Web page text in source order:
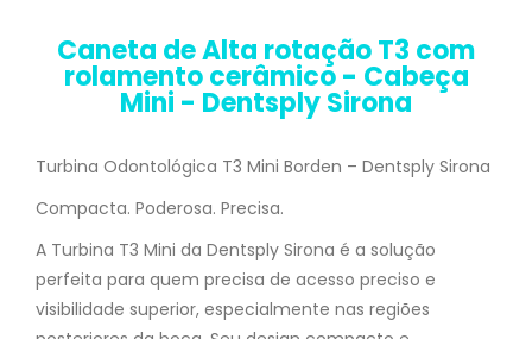
Caneta de Alta rotação T3 com
rolamento cerâmico - Cabeça
Mini - Dentsply Sirona
Turbina Odontológica T3 Mini Borden – Dentsply Sirona
Compacta. Poderosa. Precisa.
A Turbina T3 Mini da Dentsply Sirona é a solução
perfeita para quem precisa de acesso preciso e
visibilidade superior, especialmente nas regiões